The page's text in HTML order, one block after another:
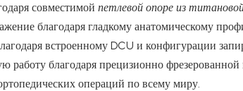
совместимой петлевой опоре из
благодаря гладкому анатомическому
встроенному DCU и конфигурации
работу благодаря прецизионно фрезерованной
операций по всему миру.